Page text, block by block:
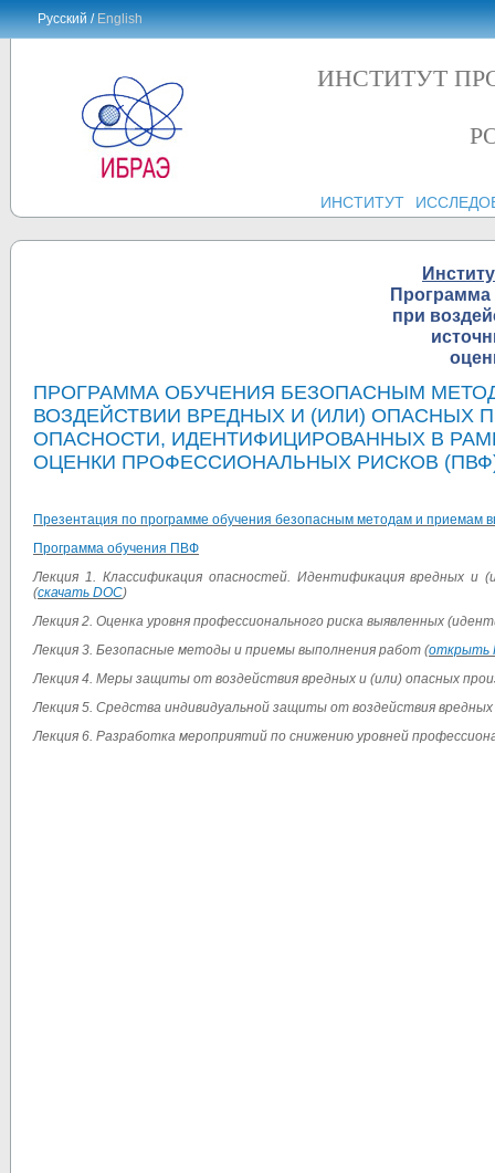
Русский /English
ИНСТИТУТ
ИНСТИТУТ
Программа
при
ПРОГРАММА ОБУЧЕНИЯ БЕЗОПАСНЫМ
ВОЗДЕЙСТВИИ ВРЕДНЫХ И (ИЛИ) ОПАСНЫХ
ОПАСНОСТИ, ИДЕНТИФИЦИРОВАННЫХ В
ОЦЕНКИ ПРОФЕССИОНАЛЬНЫХ РИСКОВ
Презентация по программе обучения безопасным методам и приемам
Программа обучения ПВФ
Лекция 1. Классификация опасностей. Идентификация вредных
(скачать DOC)
Лекция 2. Оценка уровня профессионального риска выявленных
Лекция 3. Безопасные методы и приемы выполнения работ (открыть
Лекция 4. Меры защиты от воздействия вредных и (или) опасных
Лекция 5. Средства индивидуальной защиты от воздействия
Лекция 6. Разработка мероприятий по снижению уровней